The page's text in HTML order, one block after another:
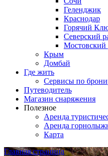
Геленджик
Краснодар
Горячий
Северский
Мостовский
Крым
Домбай
Где жить
Сервисы по
Путеводитель
Магазин снаряжения
Полезное
Аренда
Аренда
Карта
Главная страница